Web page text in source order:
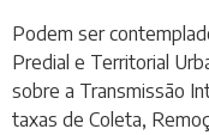
Podem ser
Predial e Territorial
sobre a Transmissão
taxas de Coleta,